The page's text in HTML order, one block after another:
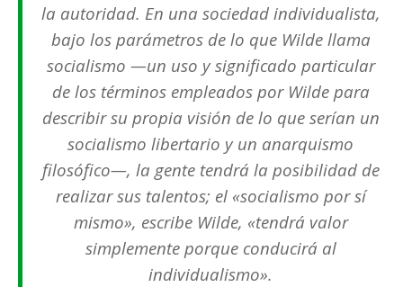
la autoridad. En una sociedad individualista,
bajo los parámetros de lo que Wilde llama
socialismo —un uso y significado particular
de los términos empleados por Wilde para
describir su propia visión de lo que serían un
socialismo libertario y un anarquismo
filosófico—, la gente tendrá la posibilidad de
realizar sus talentos; el «socialismo por sí
mismo», escribe Wilde, «tendrá valor
simplemente porque conducirá al
individualismo».